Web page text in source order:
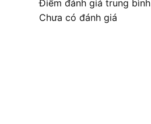
Điểm đánh giá trung bình
Chưa có đánh giá